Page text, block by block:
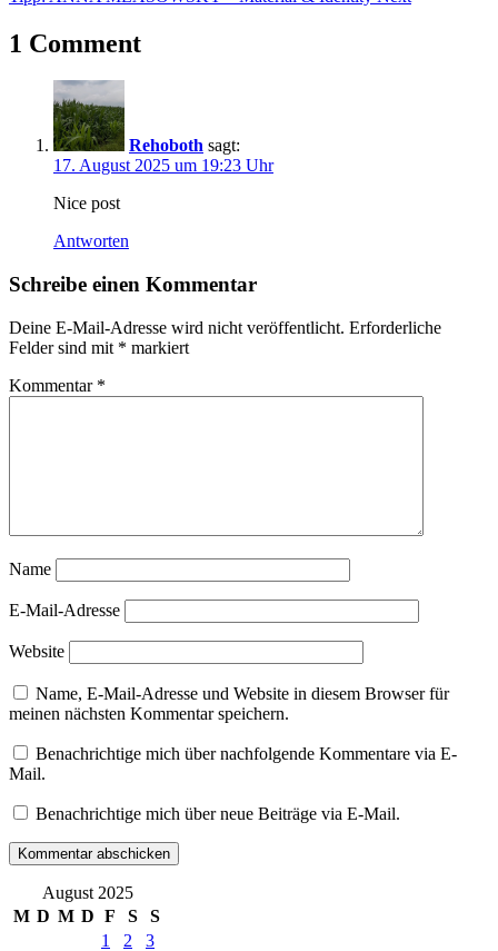
Ausstellung
Dialog
Eine
Künstlerfreundschaft
Exhibition
Jean
Cocteau
Kunstausstellung
Kunsthaus
Apolda
Künstler
Maler
Manuela
Pablo
Picasso
Schriftsteller
1 Comment
Rehoboth sagt:
17. August 2025 um 19:23 Uhr
Nice post
Antworten
Schreibe einen Kommentar
Deine E-Mail-Adresse wird nicht veröffentlicht. Erforderliche
Felder sind mit * markiert
Kommentar *
Name
E-Mail-Adresse
Website
Name, E-Mail-Adresse und Website in diesem Browser für
meinen nächsten Kommentar speichern.
Benachrichtige mich über nachfolgende Kommentare via E-
Mail.
Benachrichtige mich über neue Beiträge via E-Mail.
August 2025
M D M D F S
S
1
2
3